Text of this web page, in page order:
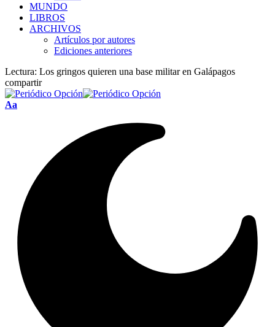
MUNDO
LIBROS
ARCHIVOS
Artículos por autores
Ediciones anteriores
Lectura: Los gringos quieren una base militar en Galápagos
compartir
Font
Aa